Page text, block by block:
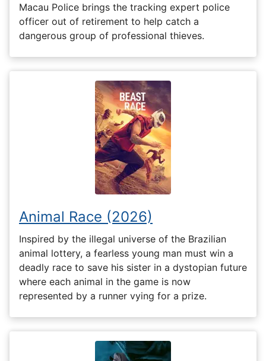
Macau Police brings the tracking expert police
officer out of retirement to help catch a
dangerous group of professional thieves.
Animal Race (2026)
Inspired by the illegal universe of the Brazilian
animal lottery, a fearless young man must win a
deadly race to save his sister in a dystopian future
where each animal in the game is now
represented by a runner vying for a prize.